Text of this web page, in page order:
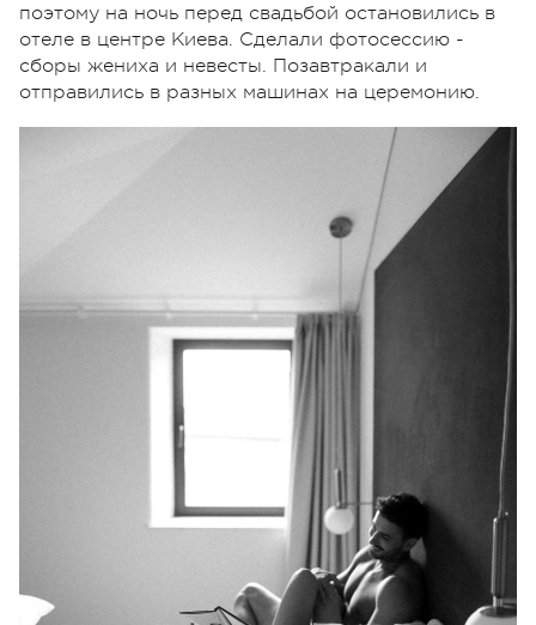
поэтому на ночь перед свадьбой остановились в
отеле в центре Киева. Сделали фотосессию -
сборы жениха и невесты. Позавтракали и
отправились в разных машинах на церемонию.